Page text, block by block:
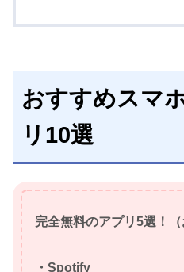
おすすめスマ
リ10選
完全無料のアプリ5選！（
・Spotify